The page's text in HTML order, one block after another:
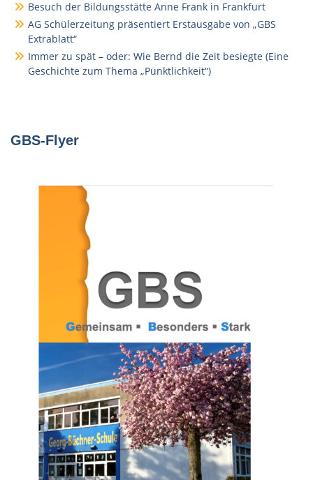
Besuch der Bildungsstätte Anne Frank in Frankfurt
AG Schülerzeitung präsentiert Erstausgabe von „GBS
Extrablatt“
Immer zu spät – oder: Wie Bernd die Zeit besiegte (Eine
Geschichte zum Thema „Pünktlichkeit“)
GBS-Flyer